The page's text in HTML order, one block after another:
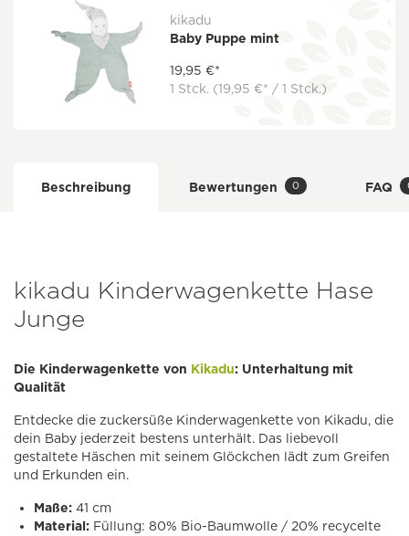
kikadu
Baby Puppe mint
19,95 €*
1 Stck. (19,95 €* / 1 Stck.)
Beschreibung Bewertungen 0 FAQ
kikadu Kinderwagenkette Hase
Junge
Die Kinderwagenkette von Kikadu: Unterhaltung mit
Qualität
Entdecke die zuckersüße Kinderwagenkette von Kikadu, die
dein Baby jederzeit bestens unterhält. Das liebevoll
gestaltete Häschen mit seinem Glöckchen lädt zum Greifen
und Erkunden ein.
Maße: 41 cm
Material: Füllung: 80% Bio-Baumwolle / 20% recycelte